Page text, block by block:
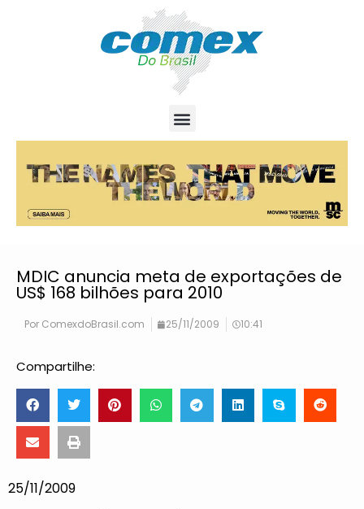
MDIC anuncia meta de exportações de
US$ 168 bilhões para 2010
Por ComexdoBrasil.com 25/11/2009 10:41
Compartilhe:
25/11/2009